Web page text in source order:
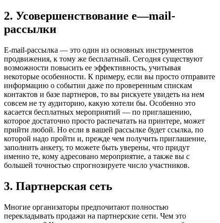
2. Усовершенствование e—mail-
рассылки
E-mail-рассылка — это один из основных инструментов
продвижения, к тому же бесплатный. Сегодня существуют
возможности повысить ее эффективность, учитывая
некоторые особенности. К примеру, если вы просто отправите
информацию о событии даже по проверенным спискам
контактов и базе партнеров, то вы рискуете увидеть на нем
совсем не ту аудиторию, какую хотели бы. Особенно это
касается бесплатных мероприятий — по приглашению,
которое достаточно просто распечатать на принтере, может
прийти любой. Но если в вашей рассылке будет ссылка, по
которой надо пройти и, прежде чем получить приглашение,
заполнить анкету, то можете быть уверены, что придут
именно те, кому адресовано мероприятие, а также вы с
большей точностью спрогнозируете число участников.
3. Партнерская сеть
Многие организаторы предпочитают полностью
перекладывать продажи на партнерские сети. Чем это